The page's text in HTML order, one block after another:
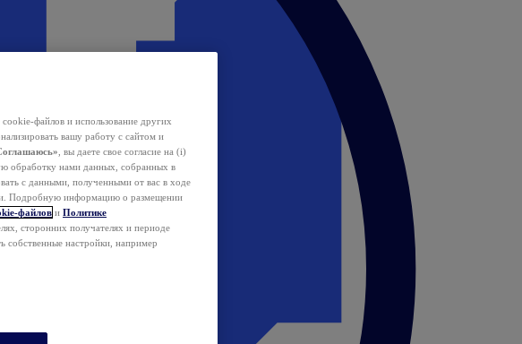
файлов и использование других
вашу работу с сайтом и
, вы даете свое согласие на (i)
обработку нами данных, собранных в
с данными, полученными от вас в ходе
Подробную информацию о размещении
файлов и Политике
сторонних получателях и периоде
собственные настройки, например